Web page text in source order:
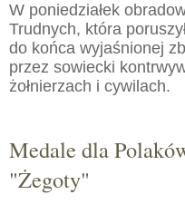
W poniedziałek
Trudnych, która
do końca wyjaśnionej
przez sowiecki
żołnierzach i cywilach.
Medale dla
"Żegoty"